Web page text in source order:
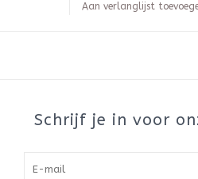
Aan verlanglijst
Schrijf je in voor